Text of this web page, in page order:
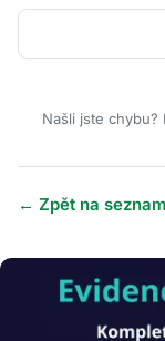
Našli jste chybu?
← Zpět na
Obrázek